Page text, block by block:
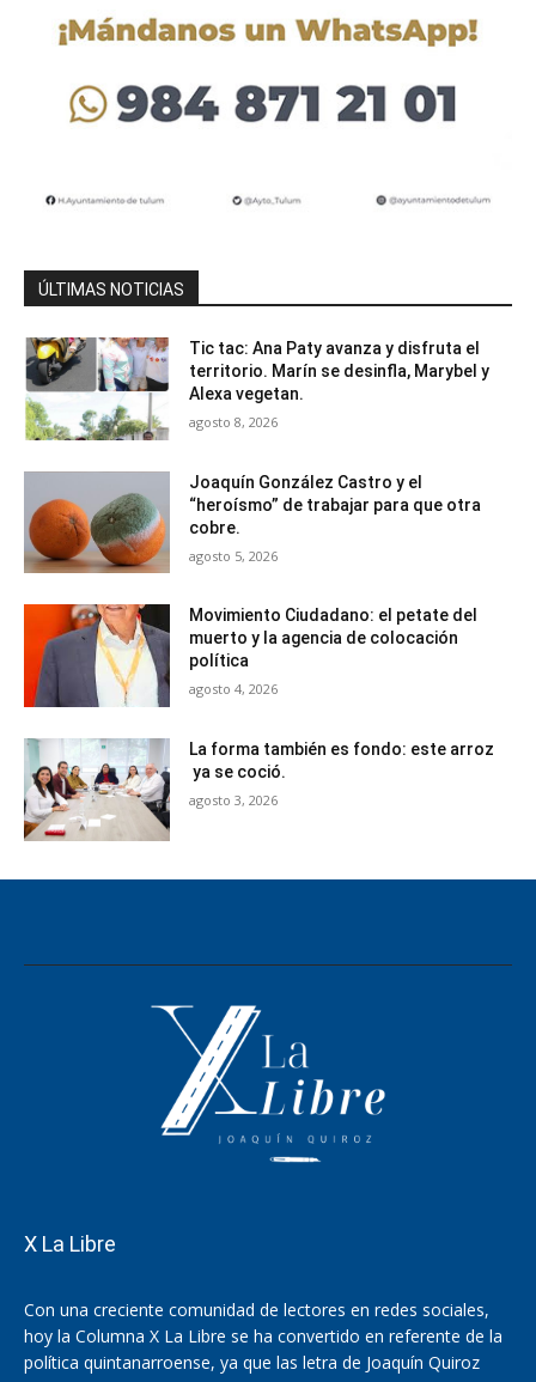
ÚLTIMAS NOTICIAS
Tic tac: Ana Paty avanza y disfruta el
territorio. Marín se desinfla, Marybel y
Alexa vegetan.
agosto 8, 2026
Joaquín González Castro y el
“heroísmo” de trabajar para que otra
cobre.
agosto 5, 2026
Movimiento Ciudadano: el petate del
muerto y la agencia de colocación
política
agosto 4, 2026
La forma también es fondo: este arroz
ya se coció.
agosto 3, 2026
X La Libre
Con una creciente comunidad de lectores en redes sociales,
hoy la Columna X La Libre se ha convertido en referente de la
política quintanarroense, ya que las letra de Joaquín Quiroz